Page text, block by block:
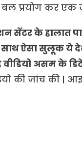
बल प्रयोग कर
सेंटर के हालात
ऐसा सुलूक ये
वीडियो असम के
की जांच की |